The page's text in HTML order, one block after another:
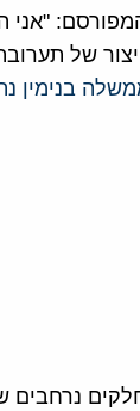
"אני
של
בנימין